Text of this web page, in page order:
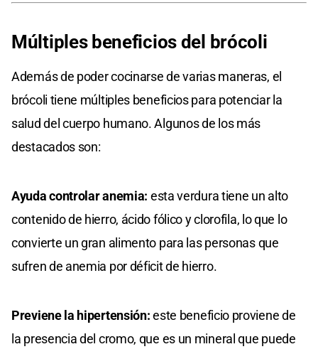
Múltiples beneficios del brócoli
Además de poder cocinarse de varias maneras, el
brócoli tiene múltiples beneficios para potenciar la
salud del cuerpo humano. Algunos de los más
destacados son:
Ayuda controlar anemia: esta verdura tiene un alto
contenido de hierro, ácido fólico y clorofila, lo que lo
convierte un gran alimento para las personas que
sufren de anemia por déficit de hierro.
Previene la hipertensión:este beneficio proviene de
la presencia del cromo, que es un mineral que puede